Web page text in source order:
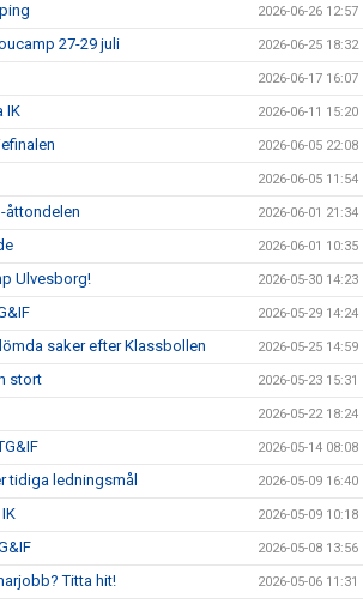
2026-06-26 12:57
27-29 juli 2026-06-25 18:32
2026-06-17 16:07
IK 2026-06-11 15:20
2026-06-05 22:08
2026-06-05 11:54
åttondelen 2026-06-01 21:34
2026-06-01 10:35
Ulvesborg! 2026-05-30 14:23
2026-05-29 14:24
saker efter Klassbollen 2026-05-25 14:59
stort 2026-05-23 15:31
2026-05-22 18:24
2026-05-14 08:08
tidiga ledningsmål 2026-05-09 16:40
2026-05-09 10:18
2026-05-08 13:56
Titta hit! 2026-05-06 11:31